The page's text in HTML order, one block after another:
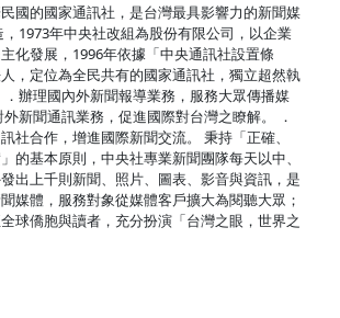
國的國家通訊社，是台灣最具影響力的新聞媒
1973年中央社改組為股份有限公司，以企業
化發展，1996年依據「中央通訊社設置條
，定位為全民共有的國家通訊社，獨立超然執
辦理國內外新聞報導業務，服務大眾傳播媒
新聞通訊業務，促進國際對台灣之瞭解。 ．
社合作，增進國際新聞交流。 秉持「正確、
的基本原則，中央社專業新聞團隊每天以中、
出上千則新聞、照片、圖表、影音與資訊，是
媒體，服務對象從媒體客戶擴大為閱聽大眾；
球僑胞與讀者，充分扮演「台灣之眼，世界之